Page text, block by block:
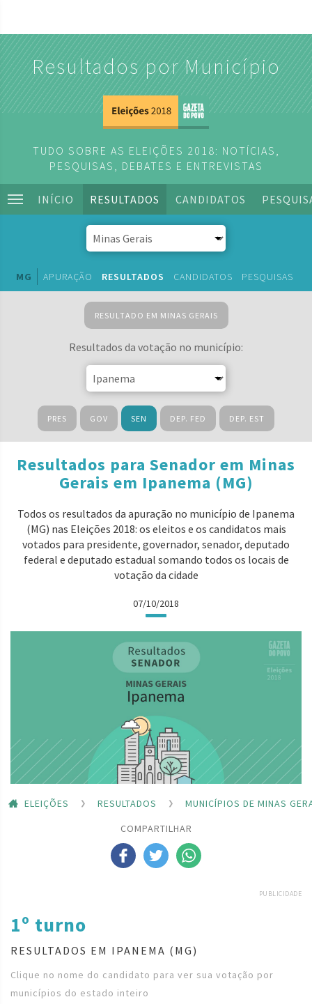
Resultados por Município
TUDO SOBRE AS ELEIÇÕES 2018: NOTÍCIAS,
PESQUISAS, DEBATES E ENTREVISTAS
INÍCIO RESULTADOS CANDIDATOS
MG APURAÇÃO RESULTADOS CANDIDATOS PESQUISAS
RESULTADO EM MINAS GERAIS
Resultados da votação no município:
PRES GOV SEN DEP. FED DEP. EST
Resultados para Senador em Minas
Gerais em Ipanema (MG)
Todos os resultados da apuração no município de Ipanema
(MG) nas Eleições 2018: os eleitos e os candidatos mais
votados para presidente, governador, senador, deputado
federal e deputado estadual somando todos os locais de
votação da cidade
07/10/2018
ELEIÇÕES RESULTADOS
MUNICÍPIOS DE MINAS
COMPARTILHAR
PUBLICIDADE
1º turno
RESULTADOS EM IPANEMA (MG)
Clique no nome do candidato para ver sua votação por
municípios do estado inteiro